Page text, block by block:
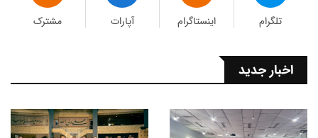
تلگرام اینستاگرام آپارات مشترک
اخبار جدید